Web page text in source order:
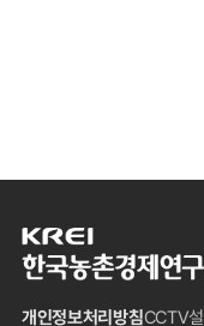
한
국
촌
개인정보처리방침CCTV